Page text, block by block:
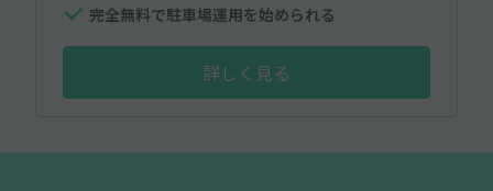
完全無料で駐車場運用を始められる
詳しく見る